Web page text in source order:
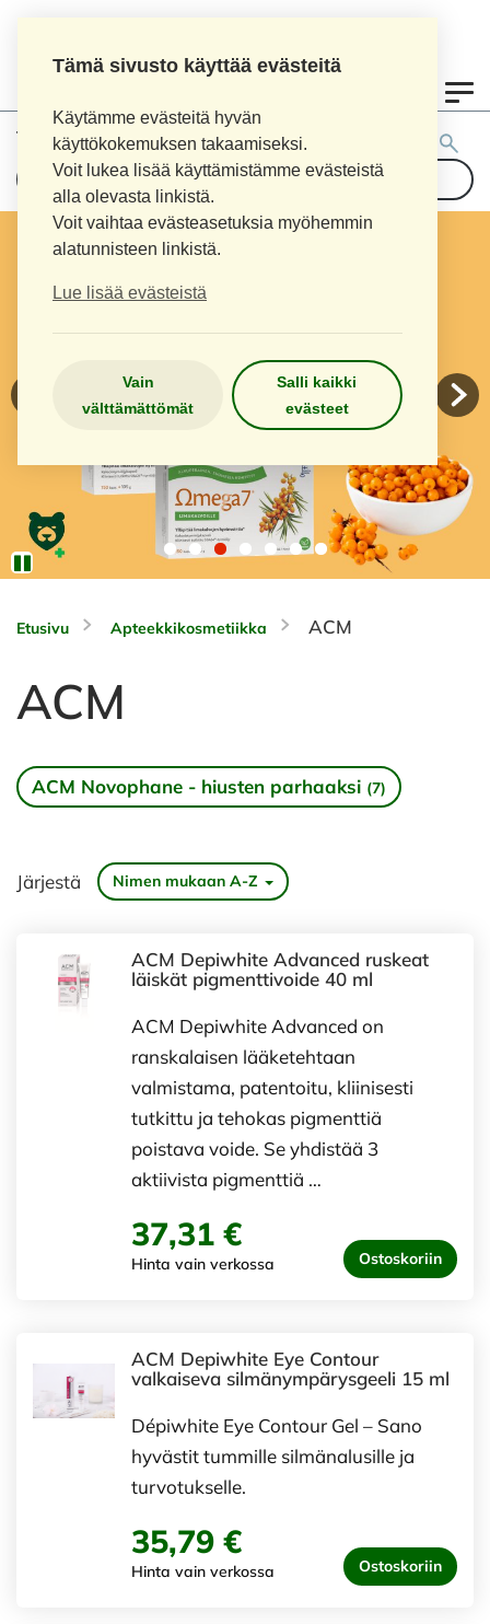
Tämä sivusto käyttää evästeitä
Käytämme evästeitä hyvän
käyttökokemuksen takaamiseksi.
Voit lukea lisää käyttämistämme evästeistä
alla olevasta linkistä.
Voit vaihtaa evästeasetuksia myöhemmin
alatunnisteen linkistä.
Lue lisää evästeistä
Vain
välttämättömät
Salli kaikki
evästeet
Tuotehaku:
Etusivu Apteekkikosmetiikka ACM
ACM
ACM Novophane - hiusten parhaaksi (7)
Järjestä Nimen mukaan A-Z
ACM Depiwhite Advanced ruskeat
läiskät pigmenttivoide 40 ml
ACM Depiwhite Advanced on
ranskalaisen lääketehtaan
valmistama, patentoitu, kliinisesti
tutkittu ja tehokas pigmenttiä
poistava voide. Se yhdistää 3
aktiivista pigmenttiä …
37,31 €
Hinta vain verkossa Ostoskoriin
ACM Depiwhite Eye Contour
valkaiseva silmänympärysgeeli 15 ml
Dépiwhite Eye Contour Gel – Sano
hyvästit tummille silmänalusille ja
turvotukselle.
35,79 €
Hinta vain verkossa Ostoskoriin